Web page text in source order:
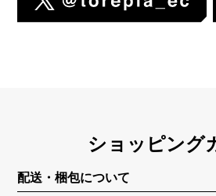
ショッピング
配送・梱包について